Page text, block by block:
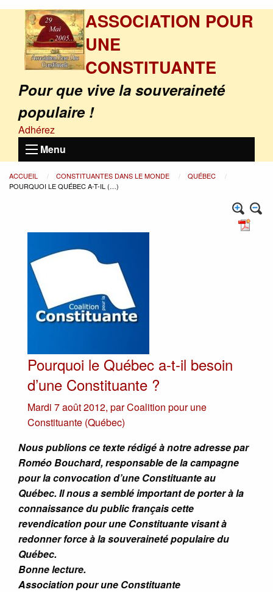
ASSOCIATION POUR
UNE
CONSTITUANTE
Pour que vive la souveraineté
populaire !
Adhérez
Menu
ACCUEIL CONSTITUANTES DANS LE MONDE
QUÉBEC
POURQUOI LE QUÉBEC A-T-IL (…)
Pourquoi le Québec a-t-il besoin
d’une Constituante ?
Mardi 7 août 2012, parCoalition pour une
Constituante (Québec)
Nous publions ce texte rédigé à notre adresse par
Roméo Bouchard, responsable de la campagne
pour la convocation d’une Constituante au
Québec. Il nous a semblé important de porter à la
connaissance du public français cette
revendication pour une Constituante visant à
redonner force à la souveraineté populaire du
Québec.
Bonne lecture.
Association pour une Constituante